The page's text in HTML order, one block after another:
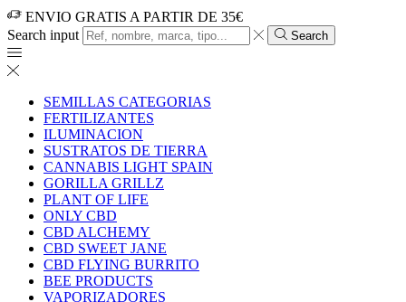
ENVIO GRATIS A PARTIR DE 35€
Search input
Search
SEMILLAS CATEGORIAS
FERTILIZANTES
ILUMINACION
SUSTRATOS DE TIERRA
CANNABIS LIGHT SPAIN
GORILLA GRILLZ
PLANT OF LIFE
ONLY CBD
CBD ALCHEMY
CBD SWEET JANE
CBD FLYING BURRITO
BEE PRODUCTS
VAPORIZADORES